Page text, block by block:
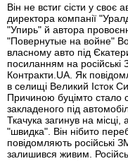
Він не встиг сісти у своє
директора компанії
"Упирь" й автора
"Повернутые на войне"
власному авто під
посиланням на
Контракти.UA. Як
в селищі Великий Істок
Причиною буцімто стало
закладеного під
Ткачука загинув на
"швидка". Він нібито
повідомляють російські
залишився живим.